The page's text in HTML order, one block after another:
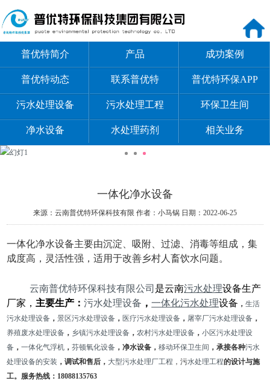
普优特简介 产品 成功案例
普优特动态 联系普优特 普优特环保APP
污水处理设备 污水处理工程 环保卫生间
净水设备 水处理药剂 相关业务
一体化净水设备
来源：云南普优特环保科技有限 作者：小马锅 日期：2022-06-25
一体化净水设备主要由沉淀、吸附、过滤、消毒等组成，集
成度高，灵活性强，适用于改善乡村人畜饮水问题。
云南普优特环保科技有限公司 是云南污水处理设备生产
厂家， 主要生产：污水处理设备 ，一体化污水处理设备 ，生活
污水处理设备 ，景区污水处理设备 ，医疗污水处理设备 ， 屠宰厂污水处理设备 ，
养殖废水处理设备 ， 乡镇污水处理设备 ， 农村污水处理设备 ，小区污水处理设
备 ，一体化气浮机 ，芬顿氧化设备 ，净水设备，移动环保卫生间 ，承接各种污水
处理设备的安装 ，调试和售后， 大型污水处理厂工程 ，污水处理工程的设计与施
工。服务热线： 18088135763